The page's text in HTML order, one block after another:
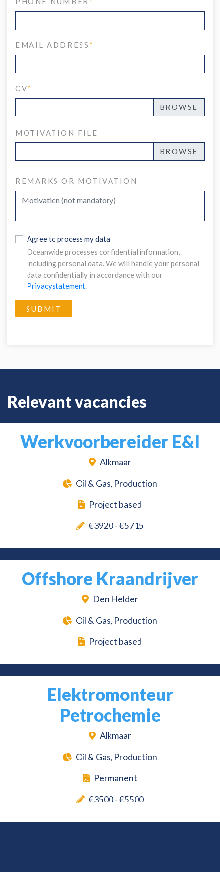
EMAIL ADDRESS *
CV*
MOTIVATION FILE
REMARKS OR MOTIVATION
Agree to process my data
Oceanwide processes confidential information,
including personal data. We will handle your personal
data confidentially in accordance with our
Privacystatement.
SUBMIT
Relevant vacancies
Werkvoorbereider E&I
Alkmaar
Oil & Gas, Production
Project based
€3920 - €5715
Offshore Kraandrijver
Den Helder
Oil & Gas, Production
Project based
Elektromonteur
Petrochemie
Alkmaar
Oil & Gas, Production
Permanent
€3500 - €5500